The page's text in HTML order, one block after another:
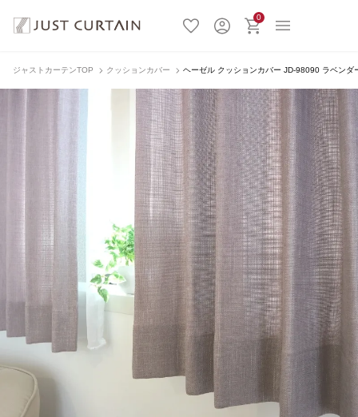
0
ジャストカーテンTOP クッションカバー ヘーゼル クッションカバー JD-98090 ラベンダ